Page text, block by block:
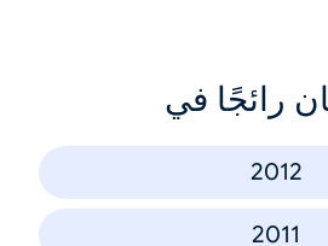
رائجًا في
2012
2011